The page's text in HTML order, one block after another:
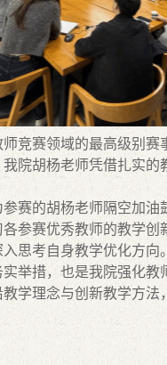
竞赛领域的最高级别
院胡杨老师凭借扎实
赛的胡杨老师隔空加
参赛优秀教师的教学
思考自身教学优化方向。
举措，也是我院强化
学理念与创新教学方